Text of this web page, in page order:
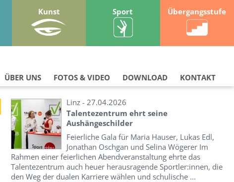
Kunst Sport Übergangsstufe
KONTAKT
DOWNLOAD
FOTOS & VIDEO
ÜBER UNS
Linz - 27.04.2026
Talentezentrum ehrt seine
Aushängeschilder
Feierliche Gala für Maria Hauser, Lukas Edl,
Jonathan Oschgan und Selina Wögerer Im
Rahmen einer feierlichen Abendveranstaltung ehrte das
Talentezentrum auch heuer herausragende Sportler:innen, die
den Weg der dualen Karriere wählen und schulische ...